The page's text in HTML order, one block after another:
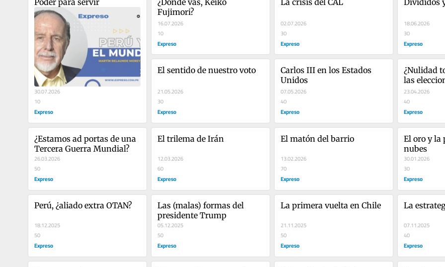
30.07.2026
10
Expreso
Fujimori?
16.07.2026
10
Expreso
02.07.2026
30
Expreso
18.06.2026
30
Expreso
El sentido de nuestro voto
21.05.2026
30
Expreso
Carlos III en los Estados
Unidos
07.05.2026
40
Expreso
¿Nulidad
las
23.04.2026
40
Expreso
¿Estamos ad portas de una
Tercera Guerra Mundial?
26.03.2026
50
Expreso
El trilema de Irán
12.03.2026
60
Expreso
El matón del barrio
13.02.2026
70
Expreso
El oro y la
nubes
30.01.2026
30
Expreso
Perú, ¿aliado extra OTAN?
18.12.2025
50
Expreso
Las (malas) formas del
presidente Trump
05.12.2025
50
Expreso
La primera vuelta en Chile
21.11.2025
50
Expreso
La
07.11.2025
40
Expreso